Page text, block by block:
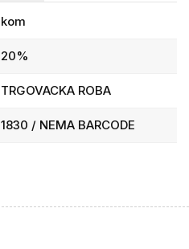
kom
20%
TRGOVACKA ROBA
1830 / NEMA BARCODE